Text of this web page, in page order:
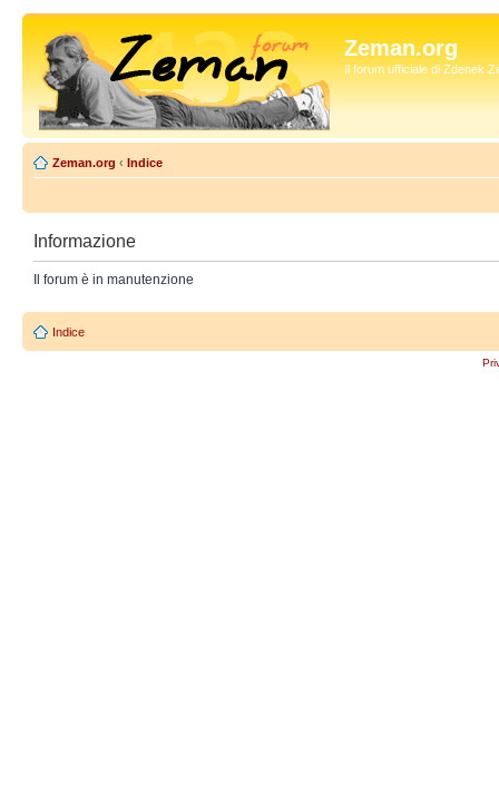
Zeman.org
Il forum ufficiale di Zdenek
Zeman.org ‹ Indice
Informazione
Il forum è in manutenzione
Indice